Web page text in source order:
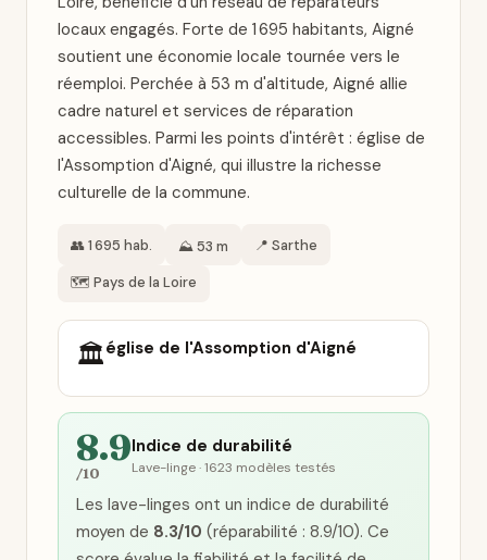
locaux engagés. Forte de 1 695 habitants, Aigné
soutient une économie locale tournée vers le
réemploi. Perchée à 53 m d'altitude, Aigné allie
cadre naturel et services de réparation
accessibles. Parmi les points d'intérêt : église de
l'Assomption d'Aigné, qui illustre la richesse
culturelle de la commune.
👥 1 695 hab. ⛰️ 53 m 📍 Sarthe
🗺️ Pays de la Loire
🏛️église de l'Assomption d'Aigné
8.9
/10
Indice de durabilité
Lave-linge · 1623 modèles testés
Les lave-linges ont un indice de durabilité
moyen de 8.3/10 (réparabilité : 8.9/10). Ce